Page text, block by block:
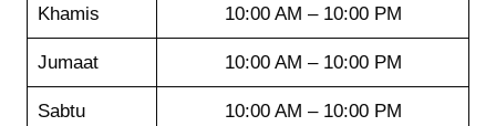
Khamis 10:00 AM – 10:00 PM
Jumaat 10:00 AM – 10:00 PM
Sabtu 10:00 AM – 10:00 PM